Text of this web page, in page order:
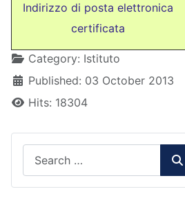
Indirizzo di posta elettronica
certificata
DetailsCategory: Istituto
Published: 03 October 2013
Hits: 18304